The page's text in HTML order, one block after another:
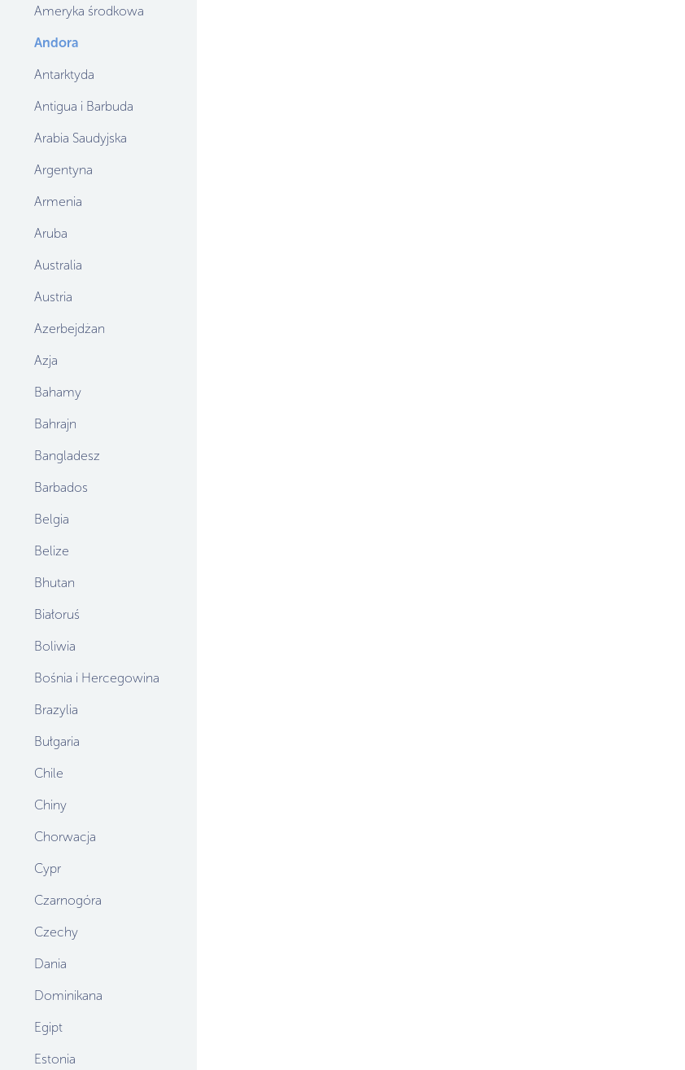
Ameryka środkowa
Andora
Antarktyda
Antigua i Barbuda
Arabia Saudyjska
Argentyna
Armenia
Aruba
Australia
Austria
Azerbejdżan
Azja
Bahamy
Bahrajn
Bangladesz
Barbados
Belgia
Belize
Bhutan
Białoruś
Boliwia
Bośnia i Hercegowina
Brazylia
Bułgaria
Chile
Chiny
Chorwacja
Cypr
Czarnogóra
Czechy
Dania
Dominikana
Egipt
Estonia